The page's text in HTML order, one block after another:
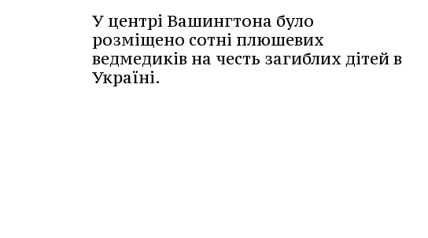
У центрі Вашингтона було
розміщено сотні плюшевих
ведмедиків на честь загиблих дітей в
Україні.